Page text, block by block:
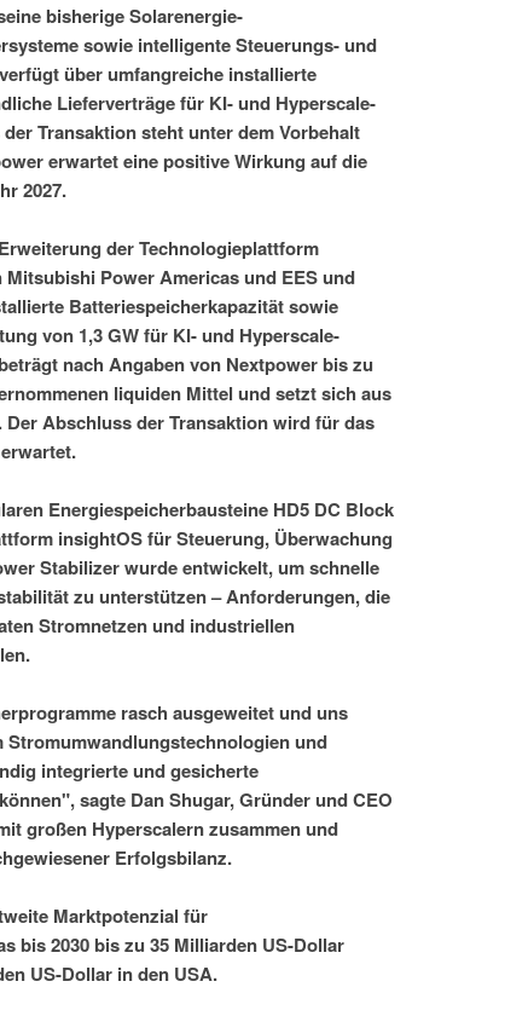
bisherige Solarenergie-
sowie intelligente Steuerungs- und
über umfangreiche installierte
Lieferverträge für KI- und Hyperscale-
Transaktion steht unter dem Vorbehalt
erwartet eine positive Wirkung auf die
2027.
der Technologieplattform
Power Americas und EES und
Batteriespeicherkapazität sowie
von 1,3 GW für KI- und Hyperscale-
nach Angaben von Nextpower bis zu
liquiden Mittel und setzt sich aus
Abschluss der Transaktion wird für das
Energiespeicherbausteine HD5 DC Block
insightOS für Steuerung, Überwachung
Stabilizer wurde entwickelt, um schnelle
zu unterstützen – Anforderungen, die
Stromnetzen und industriellen
rasch ausgeweitet und uns
und
integrierte und gesicherte
sagte Dan Shugar, Gründer und CEO
großen Hyperscalern zusammen und
Erfolgsbilanz.
Marktpotenzial für
bis 2030 bis zu 35 Milliarden US-Dollar
US-Dollar in den USA.